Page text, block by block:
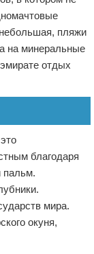
пляжи
на минеральные
отдых
благодаря
пальм.
мира.
окуня,